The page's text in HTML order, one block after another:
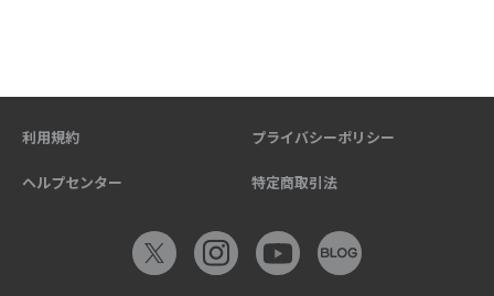
利用規約 プライバシーポリシー
ヘルプセンター 特定商取引法